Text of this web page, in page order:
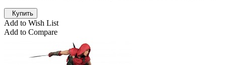
Купить
Add to Wish List
Add to Compare